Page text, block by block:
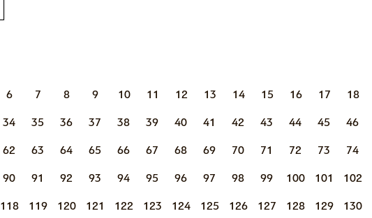
6 7 8 9 10 11 12 13 14 15 16 17 18
34 35 36 37 38 39 40 41 42 43 44 45 46
62 63 64 65 66 67 68 69 70 71 72 73 74
90 91 92 93 94 95 96 97 98 99 100 101 102
118 119 120 121 122 123 124 125 126 127 128 129 130